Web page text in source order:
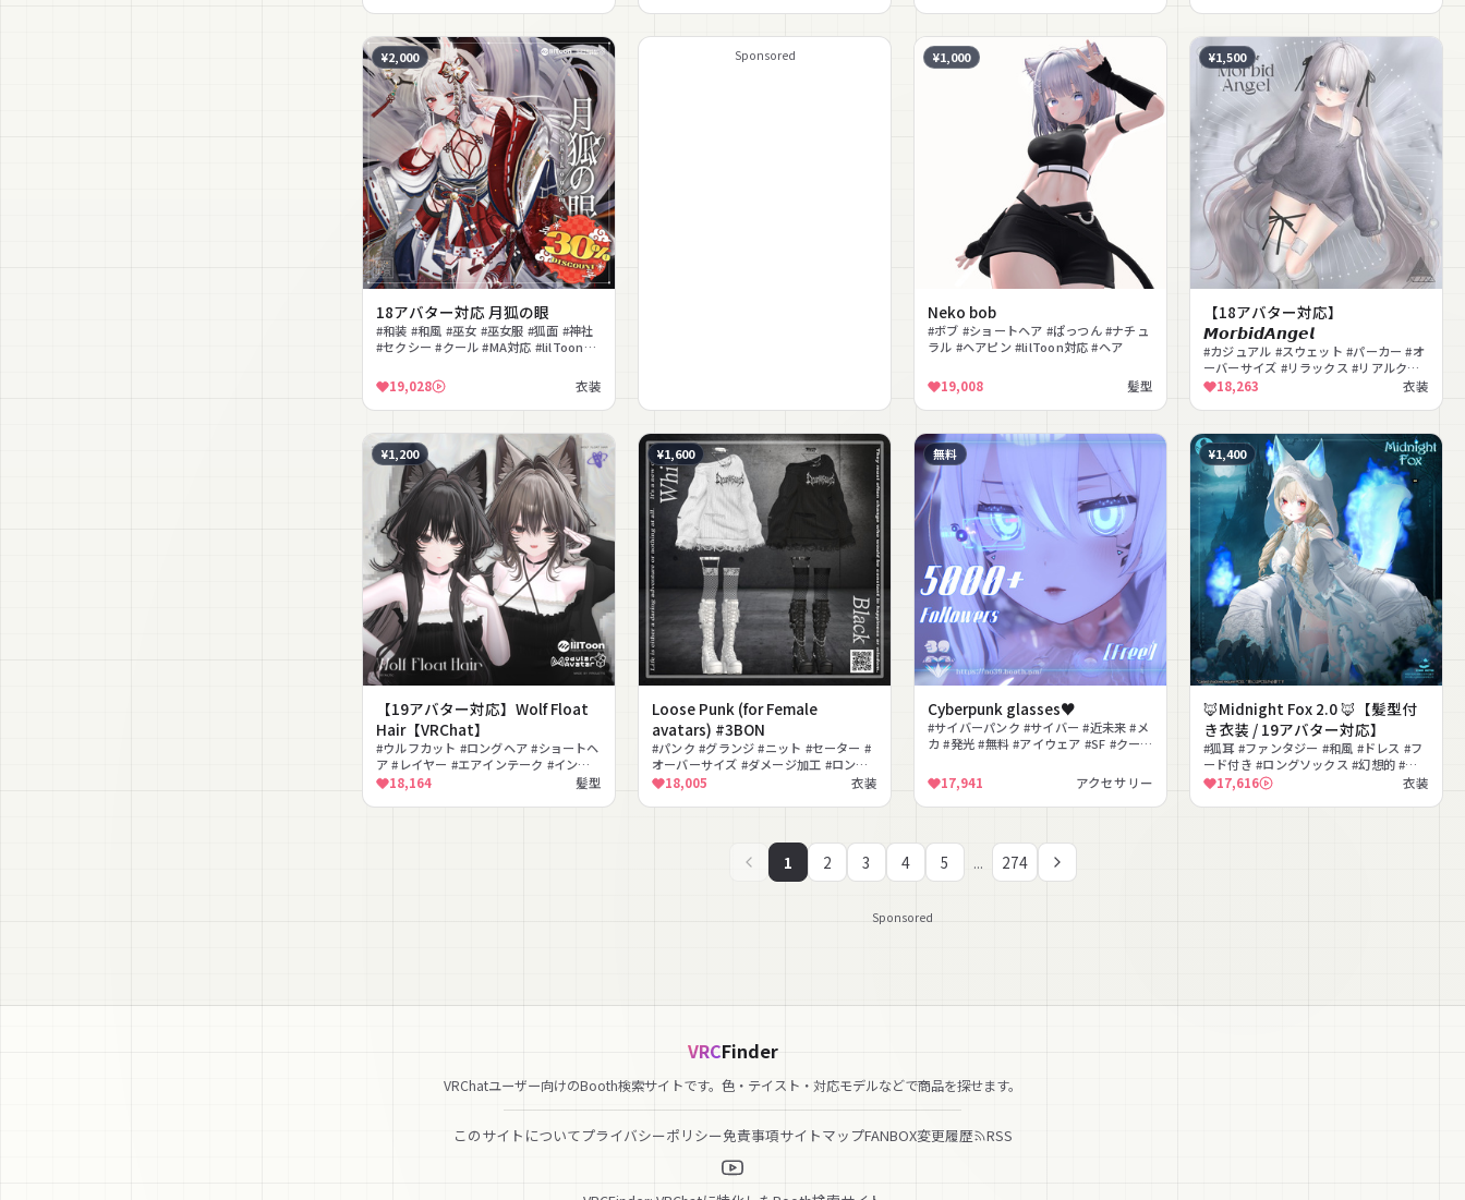
¥2,000
18アバター対応 月狐の眼
#和装 #和風 #巫女 #巫女服 #狐面 #神社
#セクシー #クール #MA対応 #lilToon対
19,028
衣装
Sponsored ¥1,000
Neko bob
#ボブ #ショートヘア #ぱっつん #ナチュ
ラル #ヘアピン #lilToon対応 #ヘア
19,008 髪型
¥1,500
【18アバター対応】
𝙈𝙤𝙧𝙗𝙞𝙙𝘼𝙣𝙜𝙚𝙡
#カジュアル #スウェット #パーカー #オ
ーバーサイズ #リラックス #リアルクロ
ーズ #ニーハイ #だぼだぼ #ナチュラル #
部屋着
18,263 衣装
¥1,200
【19アバター対応】Wolf Float
Hair【VRChat】
#ウルフカット #ロングヘア #ショートヘ
ア #レイヤー #エアインテーク #インナ
ーカラー #lilToon対応 #MA対応 #ヘア
18,164 髪型
¥1,600
Loose Punk (for Female
avatars) #3BON
#パンク #グランジ #ニット #セーター #
オーバーサイズ #ダメージ加工 #ロング
ブーツ #網タイツ #ストリート #ジーン
18,005 衣装
無料
Cyberpunk glasses♥
#サイバーパンク #サイバー #近未来 #メ
カ #発光 #無料 #アイウェア #SF #クール
17,941
アクセサリー
¥1,400
🦊Midnight Fox 2.0 🦊【髪型付
き衣装 / 19アバター対応】
#狐耳 #ファンタジー #和風 #ドレス #フ
ード付き #ロングソックス #幻想的 #花
嫁 #包帯 #ブーツ
17,616 衣装
1 2 3 4 5 ... 274
Sponsored
VRCFinder
VRChatユーザー向けのBooth検索サイトです。色・テイスト・対応モデルなどで商品を探せます。
このサイトについてプライバシーポリシー免責事項サイトマップFANBOX変更履歴 RSS